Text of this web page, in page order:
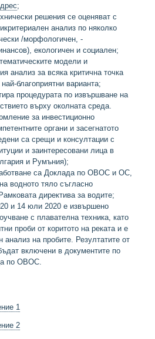
;
решения се оценяват с
анализ по няколко
/морфологичен, -
екологичен и социален;
модели и
анализ за всяка критична точка
благоприятни варианта;
процедурата по извършване на
върху околната среда.
за инвестиционно
органи и засегнатото
са срещи и консултации с
и заинтересовани лица в
и Румъния);
са Доклада по ОВОС и ОС,
водното тяло съгласно
директива за водите;
и 14 юли 2020 е извършено
с плавателна техника, като
проби от коритото на реката и е
анализ на пробите. Резултатите от
включени в документите по
по ОВОС.
1
2